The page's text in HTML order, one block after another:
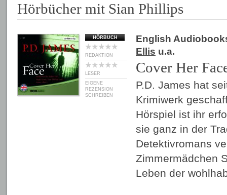
Hörbücher mit Sian Phillips
HÖRBUCH
REDAKTION
LESER
EIGENE
REZENSION
SCHREIBEN
English
Ellis u.a.
Cover Her
P.D. James hat
Krimiwerk
Hörspiel ist ihr
sie ganz in der
Detektivromans
Zimmermädchen
Leben der